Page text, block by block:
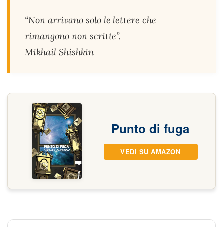
“Non arrivano solo le lettere che
rimangono non scritte”.
Mikhail Shishkin
Punto di fuga
VEDI SU AMAZON